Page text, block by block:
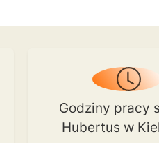
Godziny pracy
Hubertus w